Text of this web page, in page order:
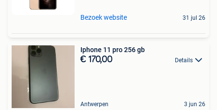
Bezoek website 31 jul 26
Iphone 11 pro 256 gb
€ 170,00 Details
Antwerpen 3 jun 26